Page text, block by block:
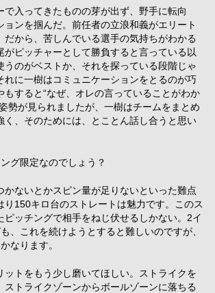
で入ってきたものの芽が出ず、野手に転向
ョンを掴んだ。前任者の立浪和義がエリート
だから、苦しんでいる選手の気持ちがわかる
がピッチャーとして勝負すると言っている以
うのがベストか、それを探っている段階じゃ
れに一樹はコミュニケーションをとるのが巧
もすると“なぜ、オレの言っていることがわか
勢が見られましたが、一樹はチームをまとめ
く、そのためには、とことん話し合うと思い
グ限定なのでしょう？
かないとかスピン量が足りないといった難点
り150キロ台のストレートは魅力です。このス
ピッチングで相手をねじ伏せるしかない。2イ
、これを続けようとすると難しいのですが、
なります。
トをもう少し磨いてほしい。ストライクを
ストライクゾーンからボールゾーンに落ちる